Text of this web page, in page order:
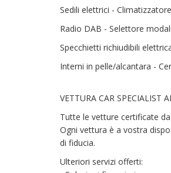
Sedili elettrici -
Radio DAB - Selettore
Specchietti richiudibili
Interni in pelle/alcantara -
VETTURA CAR SPECIALIST
Tutte le vetture certificate
Ogni vettura è a vostra
di fiducia.
Ulteriori servizi offerti: